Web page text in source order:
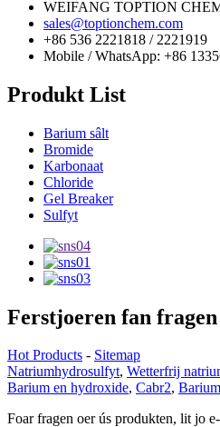
WEIFANG TOPTION
sales@toptionchem.com
+86 536 2221818 / 2221919
Mobile / WhatsApp: +86
Produkt List
Barium sâlt
Bromide
Karbonaat
Chloride
Gel Breaker
Sulfyt
Ferstjoeren fan fragen
Hot Products - Sitemap
Natriumhydrosulfyt, Wetterfrij
Barium en hydroxide, Cabr2,
Foar fragen oer ús produkten, lit jo